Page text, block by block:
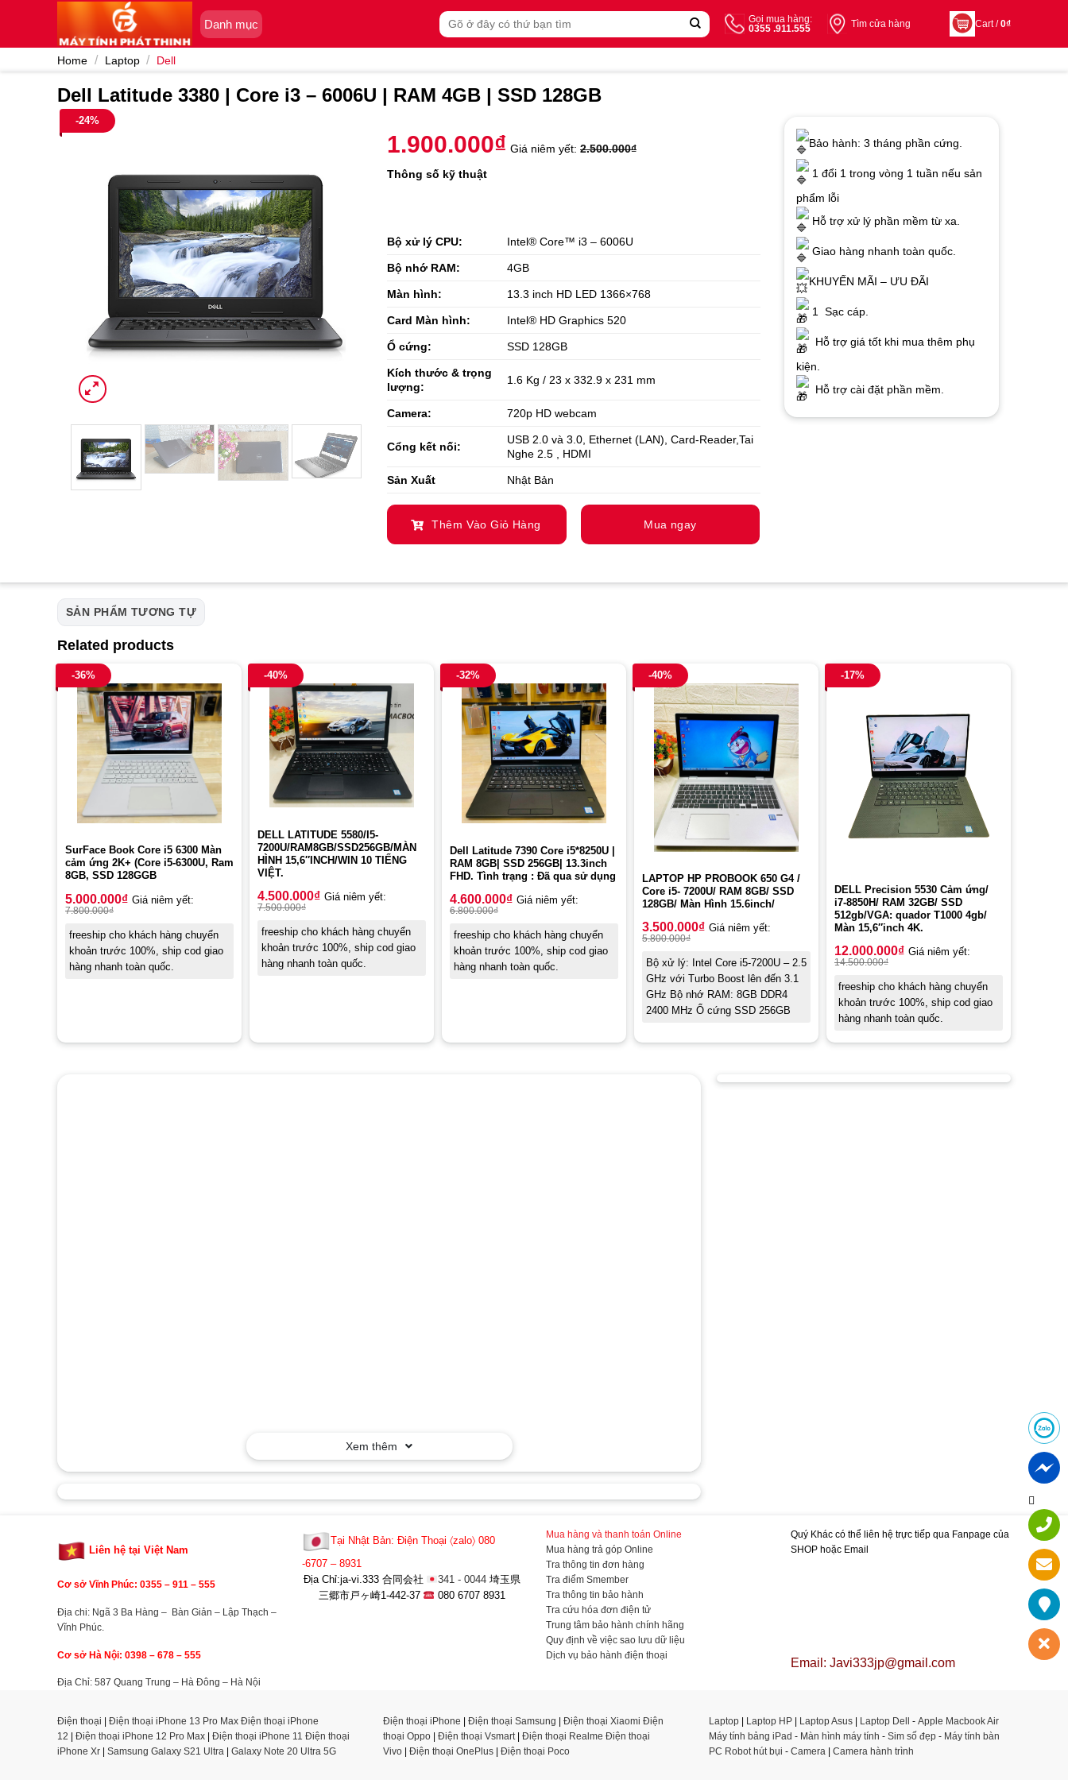
Danh mục
Search
for:
Gọi mua hàng:
0355 .911.555
Tìm cửa hàng Cart /0₫
Home / Laptop / Dell
Dell Latitude 3380 | Core i3 – 6006U | RAM 4GB | SSD 128GB
-24%
1.900.000₫ Giá niêm yết: 2.500.000₫
Thông số kỹ thuật
Bộ xử lý CPU: Intel® Core™ i3 – 6006U
Bộ nhớ RAM: 4GB
Màn hình: 13.3 inch HD LED 1366×768
Card Màn hình: Intel® HD Graphics 520
Ổ cứng: SSD 128GB
Kích thước & trọng
lượng:
1.6 Kg / 23 x 332.9 x 231 mm
Camera: 720p HD webcam
Cổng kết nối:
USB 2.0 và 3.0, Ethernet (LAN), Card-Reader,Tai
Nghe 2.5 , HDMI
Sản Xuất Nhật Bản
Thêm Vào Giỏ Hàng Mua ngay
Bảo hành: 3 tháng phần cứng.
1 đổi 1 trong vòng 1 tuần nếu sản
phẩm lỗi
Hỗ trợ xử lý phần mềm từ xa.
Giao hàng nhanh toàn quốc.
KHUYẾN MÃI – ƯU ĐÃI
1 Sạc cáp.
Hỗ trợ giá tốt khi mua thêm phụ
kiện.
Hỗ trợ cài đặt phần mềm.
SẢN PHẨM TƯƠNG TỰ
Related products
-36%
SurFace Book Core i5 6300 Màn
cảm ứng 2K+ (Core i5-6300U, Ram
8GB, SSD 128GGB
5.000.000₫ Giá niêm yết:
7.800.000₫
freeship cho khách hàng chuyển
khoản trước 100%, ship cod giao
hàng nhanh toàn quốc.
-40%
DELL LATITUDE 5580/I5-
7200U/RAM8GB/SSD256GB/MÀN
HÌNH 15,6″INCH/WIN 10 TIẾNG
VIỆT.
4.500.000₫ Giá niêm yết:
7.500.000₫
freeship cho khách hàng chuyển
khoản trước 100%, ship cod giao
hàng nhanh toàn quốc.
-32%
Dell Latitude 7390 Core i5*8250U |
RAM 8GB| SSD 256GB| 13.3inch
FHD. Tình trạng : Đã qua sử dụng
4.600.000₫ Giá niêm yết:
6.800.000₫
freeship cho khách hàng chuyển
khoản trước 100%, ship cod giao
hàng nhanh toàn quốc.
-40%
LAPTOP HP PROBOOK 650 G4 /
Core i5- 7200U/ RAM 8GB/ SSD
128GB/ Màn Hình 15.6inch/
3.500.000₫ Giá niêm yết:
5.800.000₫
Bộ xử lý: Intel Core i5-7200U – 2.5
GHz với Turbo Boost lên đến 3.1
GHz Bộ nhớ RAM: 8GB DDR4
2400 MHz Ổ cứng SSD 256GB
-17%
DELL Precision 5530 Cảm ứng/
i7-8850H/ RAM 32GB/ SSD
512gb/VGA: quador T1000 4gb/
Màn 15,6″inch 4K.
12.000.000₫ Giá niêm yết:
14.500.000₫
freeship cho khách hàng chuyển
khoản trước 100%, ship cod giao
hàng nhanh toàn quốc.
Xem thêm
Liên hệ tại Việt Nam
Cơ sở Vĩnh Phúc: 0355 – 911 – 555
Địa chi: Ngã 3 Ba Hàng – Bàn Giản – Lập Thạch –
Vĩnh Phúc.
Cơ sở Hà Nội: 0398 – 678 – 555
Địa Chỉ: 587 Quang Trung – Hà Đông – Hà Nội
Tại Nhật Bản: Điện Thoại 〈zalo〉 080
-6707 – 8931
Địa Chỉ:ja-vi.333 合同会社
341 - 0044埼玉県
三郷市戸ヶ崎1-442-37
080 6707 8931
Mua hàng và thanh toán Online
Mua hàng trả góp Online
Tra thông tin đơn hàng
Tra điểm Smember
Tra thông tin bảo hành
Tra cứu hóa đơn điện tử
Trung tâm bảo hành chính hãng
Quy định về việc sao lưu dữ liệu
Dịch vụ bảo hành điện thoại
Quý Khác có thể liên hệ trực tiếp qua Fanpage của
SHOP hoặc Email
Email: Javi333jp@gmail.com
Điện thoại Điện thoại iPhone 13 Pro Max Điện thoại iPhone
12
Điện thoại iPhone 12 Pro Max Điện thoại iPhone 11 Điện thoại
iPhone Xr
Samsung Galaxy S21 Ultra Galaxy Note 20 Ultra 5G
Điện thoại iPhone Điện thoại Samsung Điện thoại Xiaomi Điện
thoại Oppo
Điện thoại Vsmart| Điện thoại Realme Điện thoại
Vivo
Điện thoại OnePlus Điện thoại Poco
Laptop Laptop HP Laptop Asus Laptop Dell - Apple Macbook Air
Máy tính bảng iPad - Màn hình máy tính - Sim số đẹp - Máy tính bàn
PC Robot hút bụi - Camera Camera hành trình